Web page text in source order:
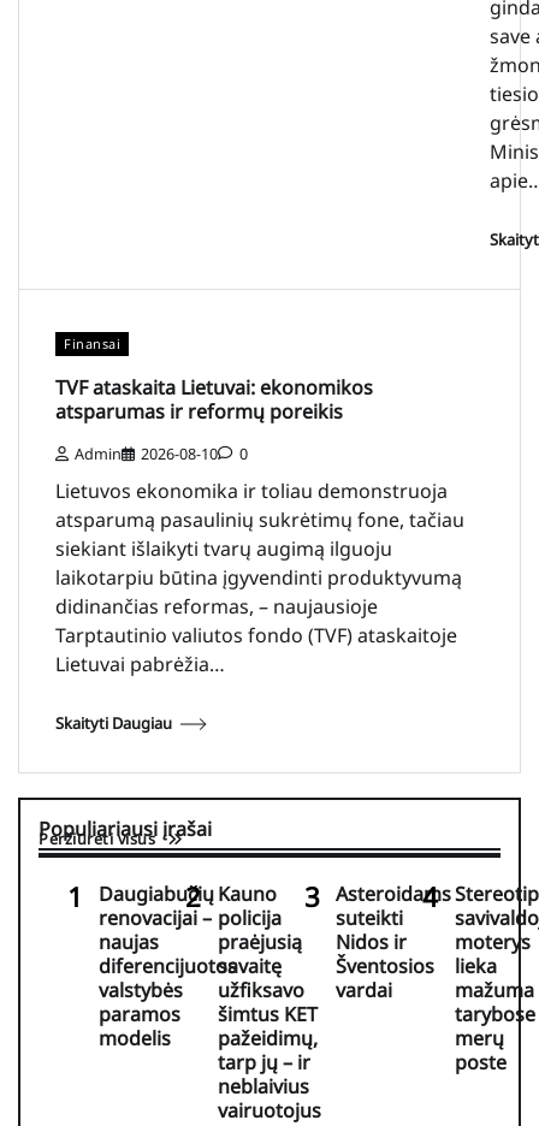
save
Finansai
TVF ataskaita Lietuvai: ekonomikos
atsparumas ir reformų poreikis
Admin 2026-08-10 0
Lietuvos ekonomika ir toliau demonstruoja
atsparumą pasaulinių sukrėtimų fone, tačiau
siekiant išlaikyti tvarų augimą ilguoju
laikotarpiu būtina įgyvendinti produktyvumą
didinančias reformas, – naujausioje
Tarptautinio valiutos fondo (TVF) ataskaitoje
Lietuvai pabrėžia…
Skaityti Daugiau
Populiariausi įrašai
Peržiūrėti visus
Daugiabučių
renovacijai –
naujas
diferencijuotos
valstybės
paramos
modelis
Kauno
policija
praėjusią
savaitę
užfiksavo
šimtus KET
pažeidimų,
tarp jų – ir
neblaivius
vairuotojus
Asteroidams
suteikti
Nidos ir
Šventosios
vardai
moterys
lieka
mažuma
merų
poste